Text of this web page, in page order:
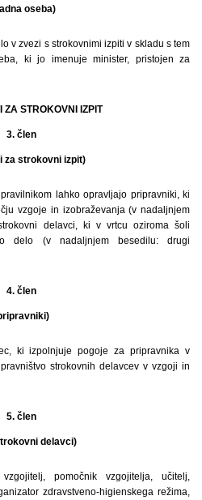
oseba)
v zvezi s strokovnimi izpiti v skladu s tem
ki jo imenuje minister, pristojen za
ZA STROKOVNI IZPIT
3. člen
za strokovni izpit)
lahko opravljajo pripravniki, ki
vzgoje in izobraževanja (v nadaljnjem
delavci, ki v vrtcu oziroma šoli
delo (v nadaljnjem besedilu: drugi
4. člen
ki izpolnjuje pogoje za pripravnika v
strokovnih delavcev v vzgoji in
5. člen
delavci)
pomočnik vzgojitelja, učitelj,
zdravstveno-higienskega režima,